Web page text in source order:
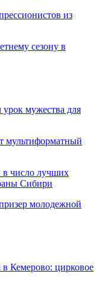
из
сезону в
урок мужества для
мультиформатный
в число лучших
Сибири
молодежной
Кемерово: цирковое